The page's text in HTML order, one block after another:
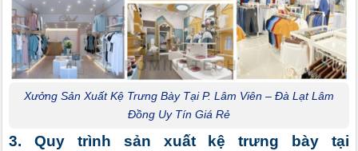
Xưởng Sản Xuất Kệ Trưng Bày Tại P. Lâm Viên – Đà Lạt Lâm
Đồng Uy Tín Giá Rẻ
3. Quy trình sản xuất kệ trưng bày tại